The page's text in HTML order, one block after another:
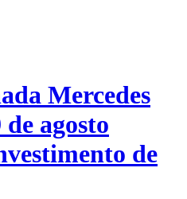
Mercedes
agosto
de